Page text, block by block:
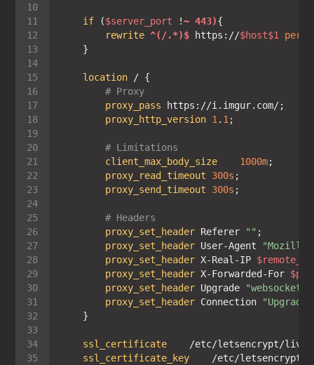
if ($server_port !~ 443)
rewrite ^(/.*)$ https://$host$1
location
# Proxy
proxy_pass
proxy_http_version 1 . 1
# Limitations
client_max_body_size
1000m
proxy_read_timeout
300s
proxy_send_timeout
300s
# Headers
proxy_set_header Referer ""
proxy_set_header User-Agent
"Mozilla/
proxy_set_header X-Real-IP
proxy_set_header X-Forwarded-For
proxy_set_header Upgrade "websocket"
proxy_set_header Connection
"Upgrade"
ssl_certificate
ssl_certificate_key